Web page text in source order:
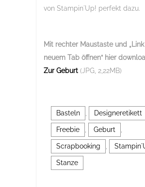
von Stampin´Up! perfekt dazu.
Mit rechter Maustaste und
neuem Tab öffnen“ hier
Zur Geburt (JPG, 2,22MB)
Basteln Designeretikett
Freebie Geburt
Scrapbooking
Stanze